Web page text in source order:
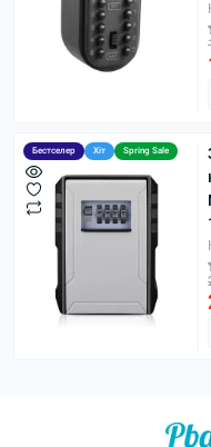
Бестселер Хіт Spring Sale